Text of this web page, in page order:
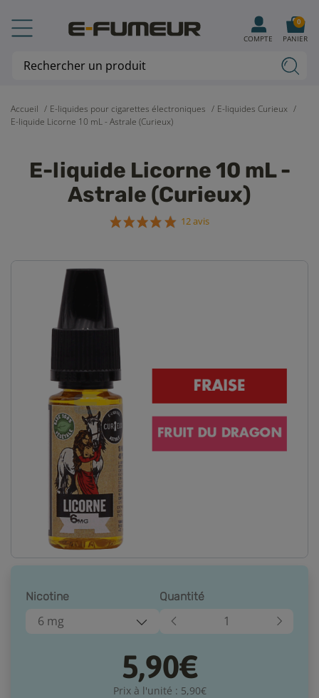
Accueil E-liquides pour cigarettes électroniques
E-liquides Curieux
E-liquide Licorne 10 mL - Astrale (Curieux)
E-liquide Licorne 10 mL -
Astrale (Curieux)
12 avis
Nicotine
6 mg
Quantité
5,90€
Prix à l'unité : 5,90€
COMPTE PANIER
0